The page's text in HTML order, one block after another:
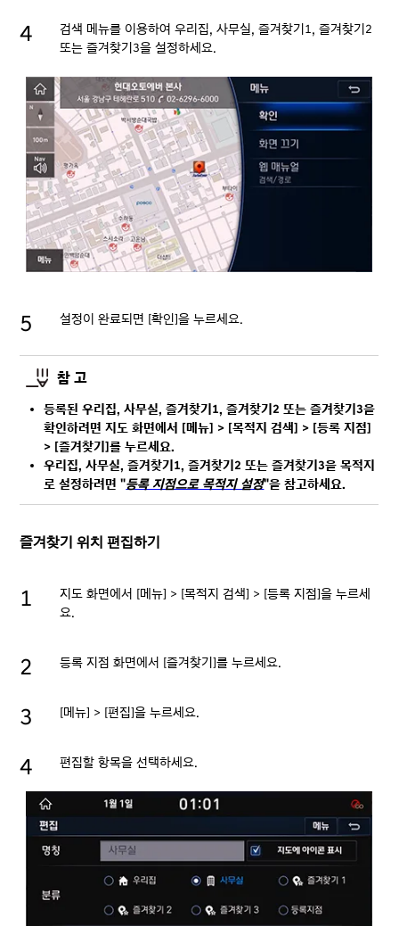
검색 메뉴를 이용하여 우리집, 사무실, 즐겨찾기1, 즐겨찾기2
또는 즐겨찾기3을 설정하세요.
설정이 완료되면 [확인]을 누르세요.
참 고
등록된 우리집, 사무실, 즐겨찾기1, 즐겨찾기2 또는 즐겨찾기3을
확인하려면 지도 화면에서 [메뉴] > [목적지 검색] > [등록 지점]
> [즐겨찾기]를 누르세요.
우리집, 사무실, 즐겨찾기1, 즐겨찾기2 또는 즐겨찾기3을 목적지
로 설정하려면 "등록 지점으로 목적지 설정"을 참고하세요.
즐겨찾기 위치 편집하기
지도 화면에서 [메뉴] > [목적지 검색] > [등록 지점]을 누르세
요.
등록 지점 화면에서 [즐겨찾기]를 누르세요.
[메뉴] > [편집]을 누르세요.
편집할 항목을 선택하세요.